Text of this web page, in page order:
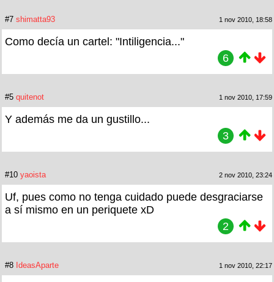
#7 shimatta93 1 nov 2010, 18:58
Como decía un cartel: "Intiligencia..."
6
#5 quitenot 1 nov 2010, 17:59
Y además me da un gustillo...
3
#10 yaoista 2 nov 2010, 23:24
Uf, pues como no tenga cuidado puede desgraciarse
a sí mismo en un periquete xD
2
#8 IdeasAparte 1 nov 2010, 22:17